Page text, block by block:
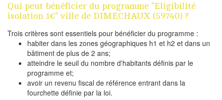
Qui peut bénéficier du programme "Eligibilité
isolation 1€" ville de DIMECHAUX (59740) ?
Trois critères sont essentiels pour bénéficier du programme :
habiter dans les zones géographiques h1 et h2 et dans un
bâtiment de plus de 2 ans;
atteindre le seuil du nombre d'habitants définis par le
programme et;
avoir un revenu fiscal de référence entrant dans la
fourchette définie par la loi.